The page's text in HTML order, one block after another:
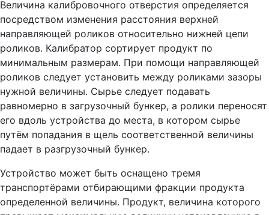
Величина калибровочного отверстия определяется
посредством изменения расстояния верхней
направляющей роликов относительно нижней цепи
роликов. Калибратор сортирует продукт по
минимальным размерам. При помощи направляющей
роликов следует установить между роликами зазоры
нужной величины. Сырье следует подавать
равномерно в загрузочный бункер, а ролики переносят
его вдоль устройства до места, в котором сырье
путём попадания в щель соответственной величины
падает в разгрузочный бункер.
Устройство может быть оснащено тремя
транспортёрами отбирающими фракции продукта
определенной величины. Продукт, величина которого